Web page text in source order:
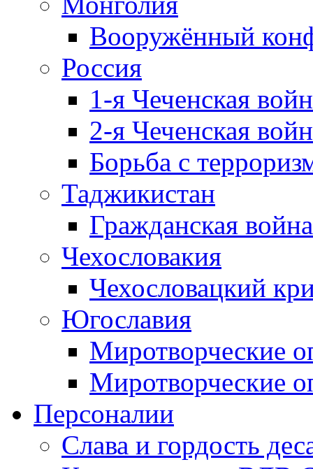
Вооружённый
Россия
1-я Чеченская
2-я Чеченская
Борьба с
Таджикистан
Гражданская
Чехословакия
Чехословацкий
Югославия
Миротворческие
Миротворческие
Персоналии
Слава и гордость